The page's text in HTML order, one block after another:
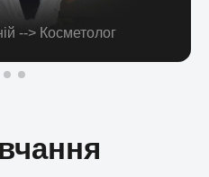
--> Косметолог